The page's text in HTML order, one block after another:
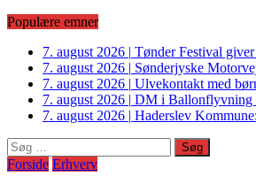
Populære emner
7. august 2026 | Tønder Festival
7. august 2026 | Sønderjyske
7. august 2026 | Ulvekontakt med
7. august 2026 | DM i Ballonflyvning
7. august 2026 | Haderslev
Søg
efter:
Forside Erhverv